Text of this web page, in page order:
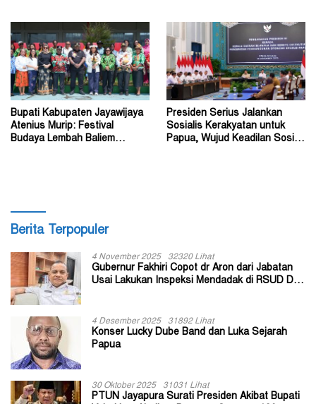
Bupati Kabupaten Jayawijaya
Atenius Murip: Festival
Budaya Lembah Baliem
Presiden Serius Jalankan
Sosialis Kerakyatan untuk
Papua, Wujud Keadilan Sosial
Berita Terpopuler
4 November 2025 32320 Lihat
Gubernur Fakhiri Copot dr Aron dari Jabatan
Usai Lakukan Inspeksi Mendadak di RSUD Dok
4 Desember 2025 31892 Lihat
Konser Lucky Dube Band dan Luka Sejarah
Papua
30 Oktober 2025 31031 Lihat
PTUN Jayapura Surati Presiden Akibat Bupati